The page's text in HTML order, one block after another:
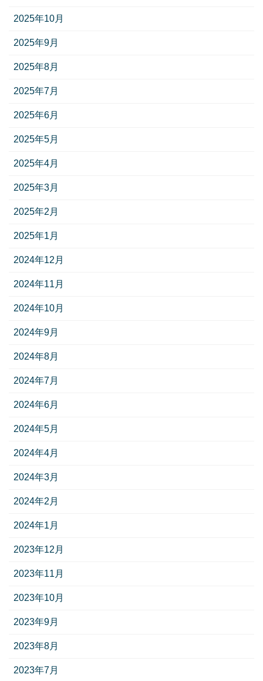
2025年10月
2025年9月
2025年8月
2025年7月
2025年6月
2025年5月
2025年4月
2025年3月
2025年2月
2025年1月
2024年12月
2024年11月
2024年10月
2024年9月
2024年8月
2024年7月
2024年6月
2024年5月
2024年4月
2024年3月
2024年2月
2024年1月
2023年12月
2023年11月
2023年10月
2023年9月
2023年8月
2023年7月